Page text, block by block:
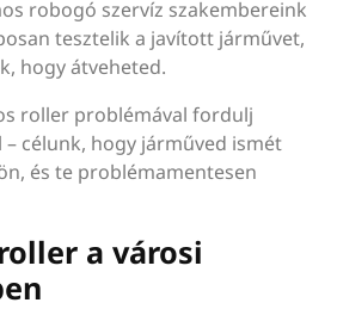
robogó szervíz szakembereink
tesztelik a javított járművet,
hogy átveheted.
roller problémával fordulj
célunk, hogy járműved ismét
és te problémamentesen
a városi